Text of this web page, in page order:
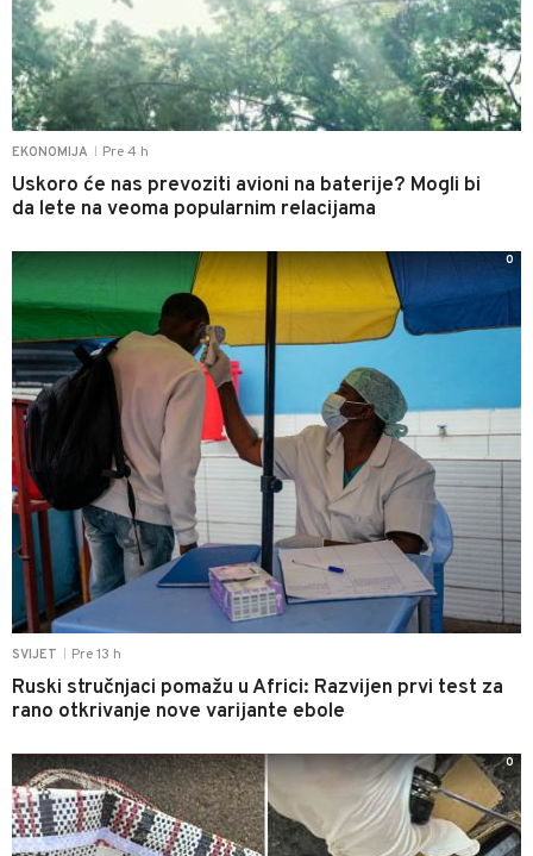
EKONOMIJA Pre 4 h
Uskoro će nas prevoziti avioni na baterije? Mogli bi
da lete na veoma popularnim relacijama
SVIJET Pre 13 h
Ruski stručnjaci pomažu u Africi: Razvijen prvi test za
rano otkrivanje nove varijante ebole
0
0